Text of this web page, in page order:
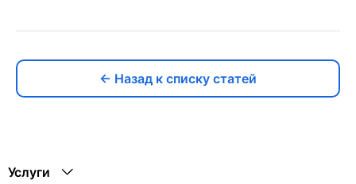
← Назад к списку статей
Услуги